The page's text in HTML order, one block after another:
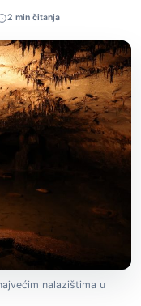
2 min čitanja
nalazištima u